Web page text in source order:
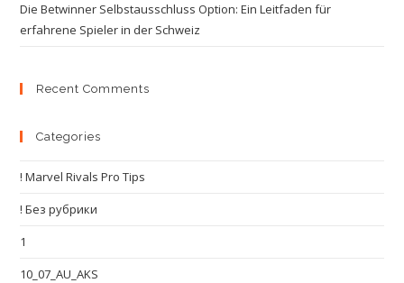
Die Betwinner Selbstausschluss Option: Ein Leitfaden für
erfahrene Spieler in der Schweiz
Recent Comments
Categories
! Marvel Rivals Pro Tips
! Без рубрики
1
10_07_AU_AKS